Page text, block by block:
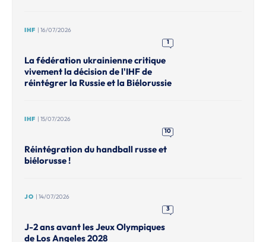
IHF | 16/07/2026
1
La fédération ukrainienne critique
vivement la décision de l'IHF de
réintégrer la Russie et la Biélorussie
IHF | 15/07/2026
10
Réintégration du handball russe et
biélorusse !
JO | 14/07/2026
3
J-2 ans avant les Jeux Olympiques
de Los Angeles 2028